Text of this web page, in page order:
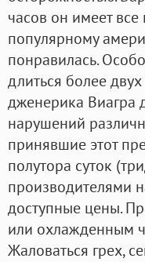
часов он имеет
популярному
понравилась.
длиться более
дженерика Виагра
нарушений
принявшие этот
полутора суток
производителями
доступные цены.
или охлажденным
Жаловаться грех,